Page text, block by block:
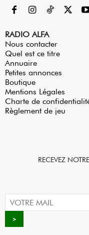
RADIO ALFA
Nous contacter
Quel est ce titre
Annuaire
Petites annonces
Boutique
Mentions Légales
Charte de
Règlement de jeu
RECEVEZ